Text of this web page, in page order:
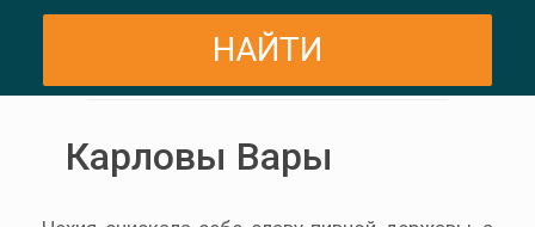
Карловы Вары